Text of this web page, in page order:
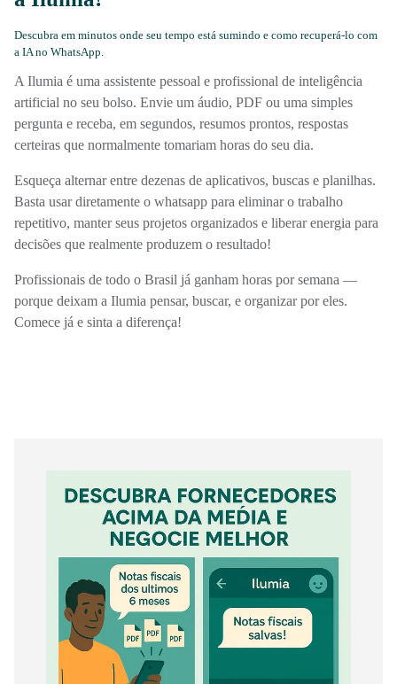
Descubra em minutos onde seu tempo está sumindo e como recuperá-lo com
a IA no WhatsApp.
A Ilumia é uma assistente pessoal e profissional de inteligência
artificial no seu bolso. Envie um áudio, PDF ou uma simples
pergunta e receba, em segundos, resumos prontos, respostas
certeiras que normalmente tomariam horas do seu dia.
Esqueça alternar entre dezenas de aplicativos, buscas e planilhas.
Basta usar diretamente o whatsapp para eliminar o trabalho
repetitivo, manter seus projetos organizados e liberar energia para
decisões que realmente produzem o resultado!
Profissionais de todo o Brasil já ganham horas por semana —
porque deixam a Ilumia pensar, buscar, e organizar por eles.
Comece já e sinta a diferença!